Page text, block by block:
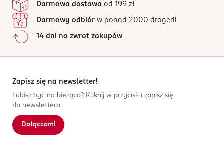
Darmowa dostawa od 199 zł
Darmowy odbiór w ponad 2000 drogerii
14 dni na zwrot zakupów
Zapisz się na newsletter!
Lubisz być na bieżąco? Kliknij w przycisk i zapisz się
do newslettera.
Dołączam!